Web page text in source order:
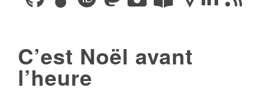
C’est Noël avant
l’heure